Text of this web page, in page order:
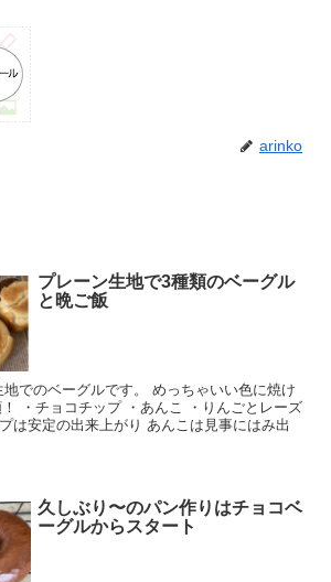
arinko
プレーン生地で3種類のベーグル
と晩ご飯
でのベーグルです。 めっちゃいい色に焼け
・チョコチップ ・あんこ ・りんごとレーズ
は安定の出来上がり あんこは見事にはみ出
久しぶり〜のパン作りはチョコベ
ーグルからスタート